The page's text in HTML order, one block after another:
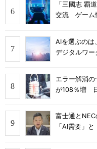
「三國志 覇
交流 ゲーム
AIを選ぶの
デジタルワー
エラー解消の
が108％増
富士通と
「AI需要」と